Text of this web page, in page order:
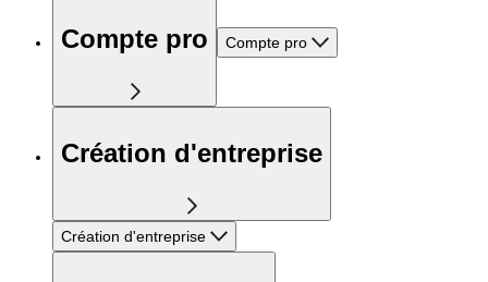
Compte pro Compte pro
Création d'entreprise
Création d'entreprise